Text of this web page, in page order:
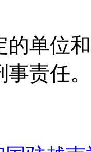
的单位
事责任